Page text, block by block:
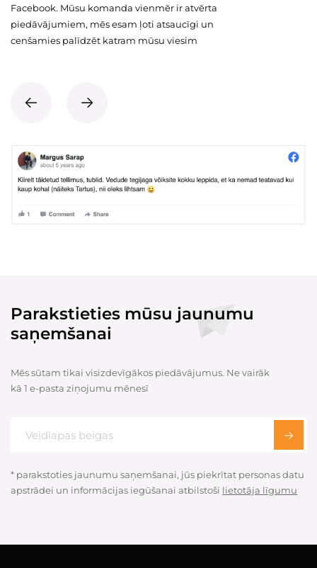
Facebook. Mūsu komanda vienmēr ir atvērta
piedāvājumiem, mēs esam ļoti atsaucīgi un
cenšamies palīdzēt katram mūsu viesim
Parakstieties mūsu jaunumu
saņemšanai
Mēs sūtam tikai visizdevīgākos piedāvājumus. Ne vairāk
kā 1 e-pasta ziņojumu mēnesī
* parakstoties jaunumu saņemšanai, jūs piekrītat personas datu
apstrādei un informācijas iegūšanai atbilstoši lietotāja līgumu